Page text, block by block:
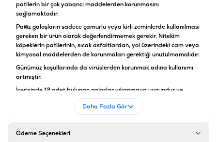
patilerin bir çok yabancı maddelerden korunmasını
sağlamaktadır.
Pawz galoşların sadece çamurlu veya kirli zeminlerde kullanılması
gereken bir ürün olarak değerlendirmemek gerekir. Nitekim
köpeklerin patilerinin, sıcak asfaltlardan, yol üzerindeki cam veya
kimyasal maddelerden de korunmaları gerektiği unutulmamalıdır.
Günümüz koşullarında da virüslerden korunmak adına kullanımı
artmıştır.
İçerisinde 12 adet bulunan galoşlar yıkanmaya uygundur ve
toplam 7 boydan oluşmaktadır.
Tedarikçi Ürün Kodu
Daha Fazla Gör
Ödeme Seçenekleri